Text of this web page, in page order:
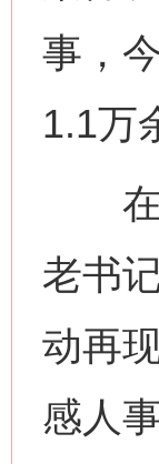
事，
1.1万
在
老书
动再
感人